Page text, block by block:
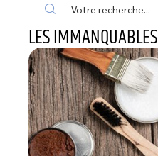
LES IMMANQUABLES